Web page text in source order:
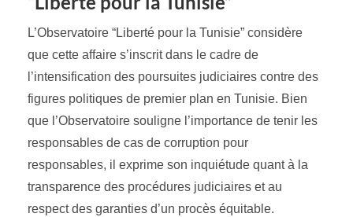
L’Observatoire “Liberté pour la Tunisie” considère
que cette affaire s’inscrit dans le cadre de
l’intensification des poursuites judiciaires contre des
figures politiques de premier plan en Tunisie. Bien
que l’Observatoire souligne l’importance de tenir les
responsables de cas de corruption pour
responsables, il exprime son inquiétude quant à la
transparence des procédures judiciaires et au
respect des garanties d’un procès équitable.